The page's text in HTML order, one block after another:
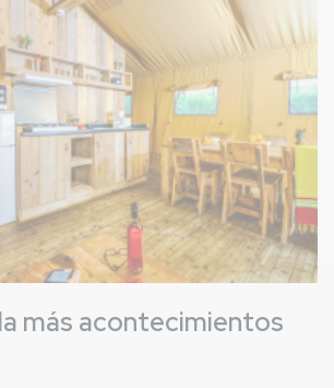
más acontecimientos